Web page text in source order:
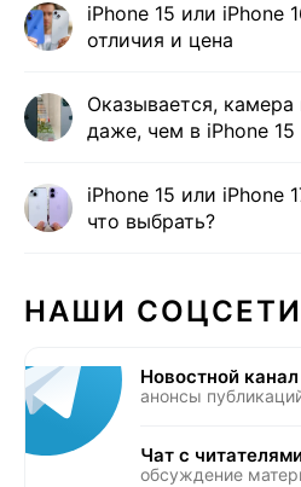
iPhone 15 или iPhone
отличия и цена
Оказывается, камера
даже, чем в iPhone 15
iPhone 15 или iPhone
что выбрать?
НАШИ СОЦСЕТИ
Новостной канал
анонсы
Чат с читателями
обсуждение